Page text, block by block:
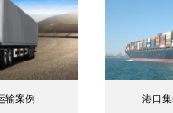
输案例 港口